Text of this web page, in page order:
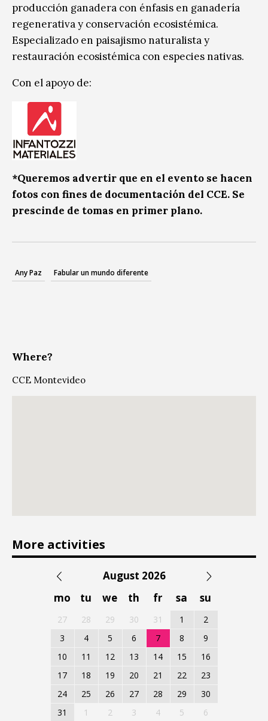
producción ganadera con énfasis en ganadería
regenerativa y conservación ecosistémica.
Especializado en paisajismo naturalista y
restauración ecosistémica con especies nativas.
Con el apoyo de:
*Queremos advertir que en el evento se hacen
fotos con fines de documentación del CCE. Se
prescinde de tomas en primer plano.
Any Paz Fabular un mundo diferente
Where?
CCE Montevideo
More activities
August 2026
mo
tu we th fr sa su
27 28 29 30 31 1
2
3
4 5 6 7 8
9
10
11 12 13 14 15
16
17
18 19 20 21 22
23
24
25 26 27 28 29
30
31
1 2 3 4 5 6